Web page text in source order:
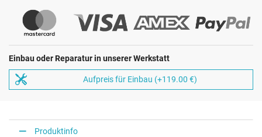
Einbau oder Reparatur in unserer Werkstatt
Aufpreis für Einbau (+119.00 €)
Produktinfo